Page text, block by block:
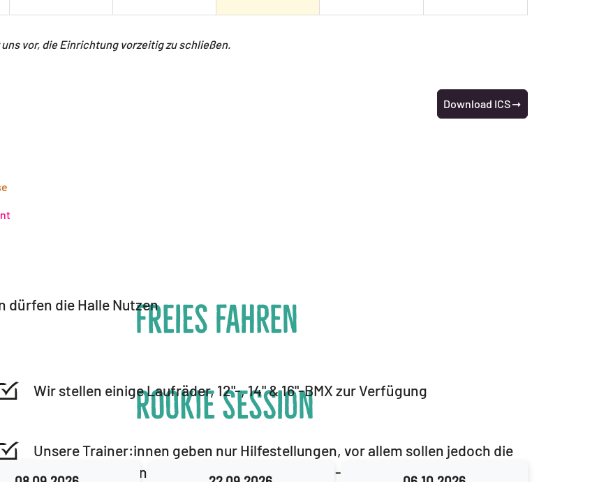
vor, die Einrichtung vorzeitig zu schließen.
Download ICS
Freies Fahren
dürfen die Halle Nutzen
Rookie Session
Wir stellen einige Laufräder, 12"-, 14" & 16"-BMX zur Verfügung
Unsere Trainer:innen geben nur Hilfestellungen, vor allem sollen jedoch die
Eltern - entgegen dem regulären Tagesbetrieb - mit auf Fläche und mit den